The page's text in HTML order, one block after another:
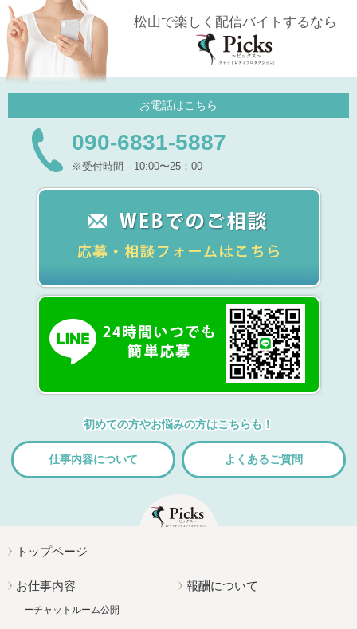
松山で楽しく配信バイトするなら
お電話はこちら
090-6831-5887
※受付時間 10:00〜25：00
初めての方やお悩みの方はこちらも！
仕事内容について よくあるご質問
トップページ
お仕事内容
チャットルーム公開
報酬について